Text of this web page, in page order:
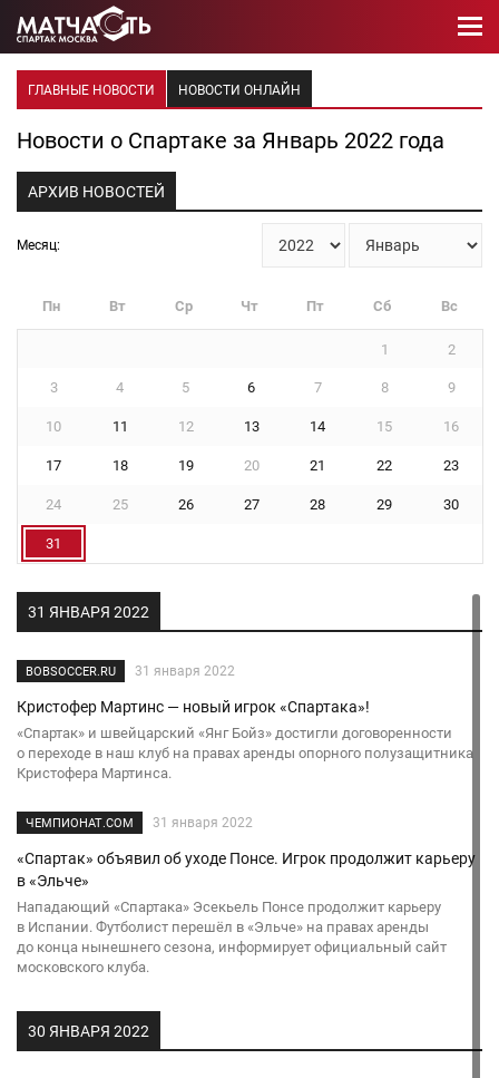
ГЛАВНЫЕ НОВОСТИ НОВОСТИ ОНЛАЙН
Новости о Спартаке за Январь 2022 года
АРХИВ НОВОСТЕЙ
Месяц:
Пн Вт Ср Чт Пт Сб Вс
1 2
3 4 5 6 7 8 9
10 11 12 13 14 15 16
17 18 19 20 21 22 23
24 25 26 27 28 29 30
31
31 ЯНВАРЯ 2022
BOBSOCCER.RU 31 января 2022
Кристофер Мартинс — новый игрок «Спартака»!
«Спартак» и швейцарский «Янг Бойз» достигли договоренности
о переходе в наш клуб на правах аренды опорного полузащитника
Кристофера Мартинса.
ЧЕМПИОНАТ.COM 31 января 2022
«Спартак» объявил об уходе Понсе. Игрок продолжит карьеру
в «Эльче»
Нападающий «Спартака» Эсекьель Понсе продолжит карьеру
в Испании. Футболист перешёл в «Эльче» на правах аренды
до конца нынешнего сезона, информирует официальный сайт
московского клуба.
30 ЯНВАРЯ 2022